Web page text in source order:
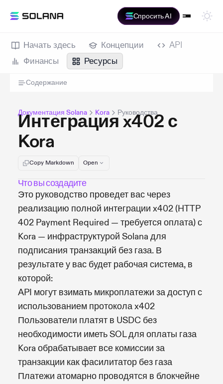
Спросить AI
Начать здесь Концепции
API
Финансы
Ресурсы
Содержание
Документация Solana Kora Руководства
Интеграция x402 с
Kora
Copy Markdown Open
Что вы создадите
Это руководство проведет вас через
реализацию полной интеграции x402 (HTTP
402 Payment Required — требуется оплата) с
Kora — инфраструктурой Solana для
подписания транзакций без газа. В
результате у вас будет рабочая система, в
которой:
API могут взимать микроплатежи за доступ с
использованием протокола x402
Пользователи платят в USDC без
необходимости иметь SOL для оплаты газа
Kora обрабатывает все комиссии за
транзакции как фасилитатор без газа
Платежи атомарно проводятся в блокчейне